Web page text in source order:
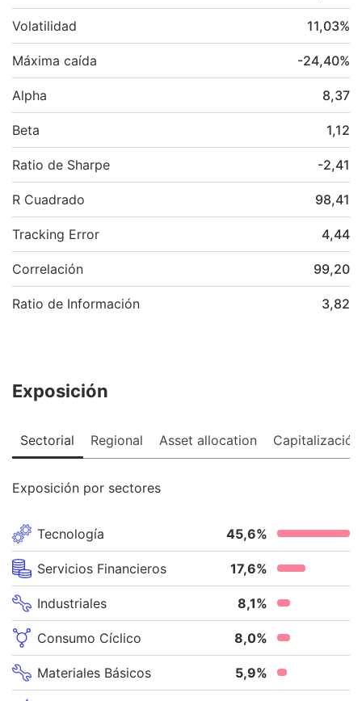
Volatilidad 11,03%
Máxima caída -24,40%
Alpha 8,37
Beta 1,12
Ratio de Sharpe -2,41
R Cuadrado 98,41
Tracking Error 4,44
Correlación 99,20
Ratio de Información 3,82
Exposición
Sectorial Regional Asset allocation Capitalización
Exposición por sectores
Tecnología 45,6%
Servicios Financieros 17,6%
Industriales 8,1%
Consumo Cíclico 8,0%
Materiales Básicos 5,9%